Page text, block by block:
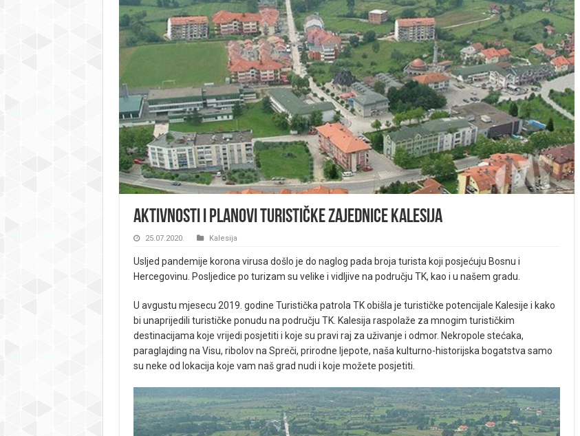
Aktivnosti i planovi Turističke zajednice Kalesija
25.07.2020. Kalesija
Usljed pandemije korona virusa došlo je do naglog pada broja turista koji posjećuju Bosnu i
Hercegovinu. Posljedice po turizam su velike i vidljive na području TK, kao i u našem gradu.
U avgustu mjesecu 2019. godine Turistička patrola TK obišla je turističke potencijale Kalesije i kako
bi unaprijedili turističke ponudu na području TK. Kalesija raspolaže za mnogim turističkim
destinacijama koje vrijedi posjetiti i koje su pravi raj za uživanje i odmor. Nekropole stećaka,
paraglajding na Visu, ribolov na Spreči, prirodne ljepote, naša kulturno-historijska bogatstva samo
su neke od lokacija koje vam naš grad nudi i koje možete posjetiti.